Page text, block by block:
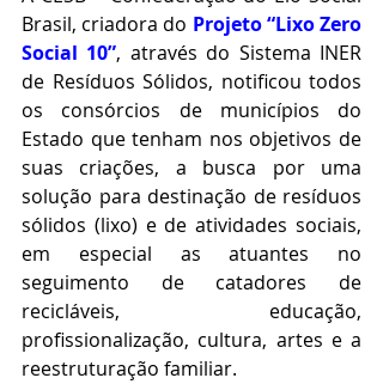
Brasil, criadora do Projeto “Lixo Zero
Social 10”, através do Sistema INER
de Resíduos Sólidos, notificou todos
os consórcios de municípios do
Estado que tenham nos objetivos de
suas criações, a busca por uma
solução para destinação de resíduos
sólidos (lixo) e de atividades sociais,
em especial as atuantes no
seguimento de catadores de
recicláveis, educação,
profissionalização, cultura, artes e a
reestruturação familiar.